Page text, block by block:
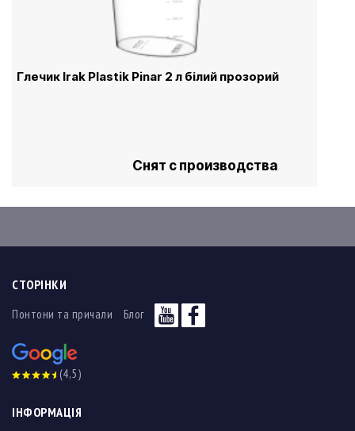
Глечик Irak Plastik Pinar 2 л білий прозорий
Снят с производства
СТОРІНКИ
Понтони та причали Блог
(4,5)
ІНФОРМАЦІЯ